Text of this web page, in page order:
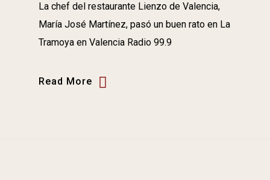
La chef del restaurante Lienzo de Valencia,
María José Martínez, pasó un buen rato en La
Tramoya en Valencia Radio 99.9
Read More